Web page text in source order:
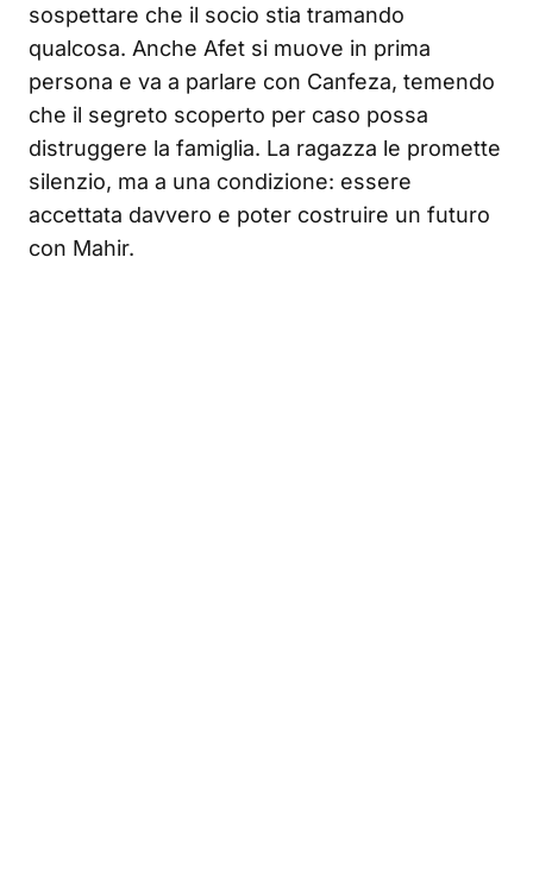
sospettare che il socio stia tramando
qualcosa. Anche Afet si muove in prima
persona e va a parlare con Canfeza, temendo
che il segreto scoperto per caso possa
distruggere la famiglia. La ragazza le promette
silenzio, ma a una condizione: essere
accettata davvero e poter costruire un futuro
con Mahir.